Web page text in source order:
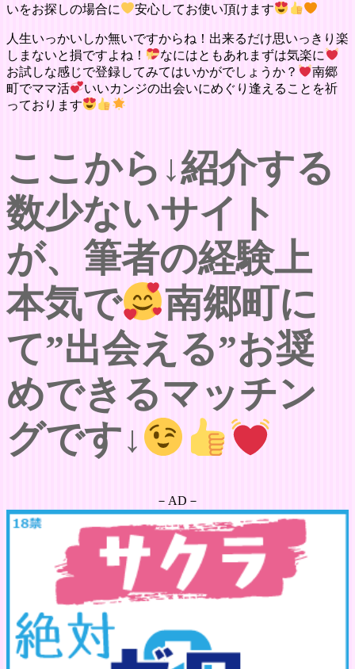
いをお探しの場合に
安心してお使い頂けます
人生いっかいしか無いですからね！出来るだけ思いっきり楽
しまないと損ですよね！
なにはともあれまずは気楽に
お試しな感じで登録してみてはいかがでしょうか？
南郷
町でママ活
いいカンジの出会いにめぐり逢えることを祈
っております
ここから↓紹介する
数少ないサイト
が、筆者の経験上
本気で
南郷町に
て”出会える”お奨
めできるマッチン
グです↓
－AD－